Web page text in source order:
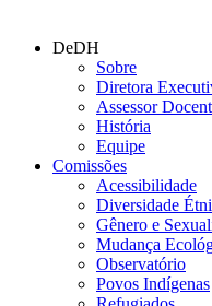
DeDH
Sobre
Diretora
Assessor
História
Equipe
Comissões
Acessibilidade
Diversidade
Gênero e
Mudança
Observatório
Povos Indígenas